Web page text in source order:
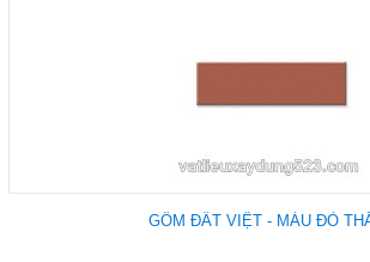
GỐM ĐẤT VIỆT - MÀU ĐỎ